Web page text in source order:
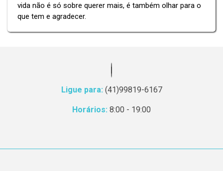
vida não é só sobre querer mais, é também olhar para o
que tem e agradecer.
Ligue para: (41)99819-6167
Horários: 8:00 - 19:00